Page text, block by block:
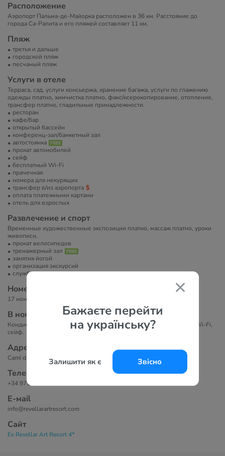
Бажаєте перейти
на українську?
Залишити як є Звісно
Расположение
Аэропорт Пальма-де-Майорка расположен в 36 км. Расстояние до
города Са-Рапита и его пляжей составляет 11 км.
Пляж
третья и дальше
городской пляж
песчаный пляж
Услуги в отеле
Терраса, сад, услуги консьержа, хранение багажа, услуги по глажению
одежды платно, химчистка платно, факс/ксерокопирование, отопление,
трансфер платно, гладильные принадлежности.
ресторан
кафе/бар
открытый бассейн
конференц-зал/банкетный зал
автостоянка
прокат автомобилей
сейф
бесплатный Wi-Fi
прачечная
номера для некурящих
трансфер в/из аэропорта
оплата платежными картами
отель для взрослых
Развлечение и спорт
Временные художественные экспозиции платно, массаж платно, уроки
живописи.
прокат велосипедов
тренажерный зал
занятия йогой
организация экскурсий
служба организации торжеств
Номера
17 номеров.
В номерах
Кондиционер, ванная комната, телевизор, мини-бар, бесплатный Wi-Fi,
сейф.
Адрес
Camí des Revellar, Km 3,7, 07630 Кампос, Испания
Телефоны
+34 971160274
Е-маil
info@revellarartresort.com
Сайт
Es Revellar Art Resort 4*